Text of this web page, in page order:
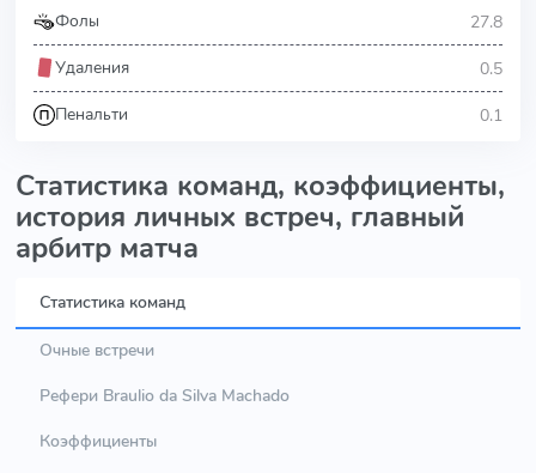
Фолы 27.8
Удаления 0.5
Пенальти 0.1
Статистика команд, коэффициенты,
история личных встреч, главный
арбитр матча
Статистика команд
Очные встречи
Рефери Braulio da Silva Machado
Коэффициенты